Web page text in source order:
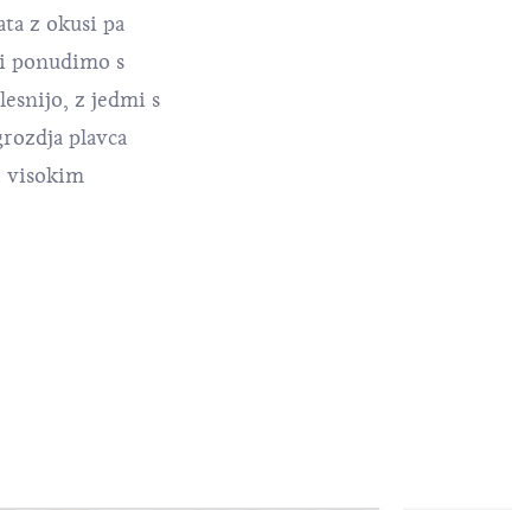
z okusi pa
ponudimo s
z jedmi s
plavca
visokim